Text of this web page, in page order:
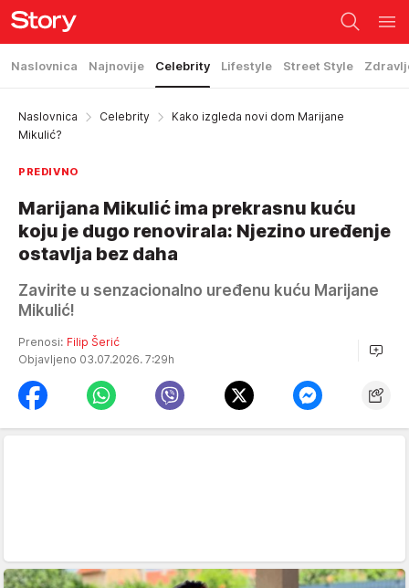
Naslovnica Najnovije Celebrity Lifestyle Street Style
Naslovnica Celebrity
Kako izgleda novi dom Marijane
Mikulić?
PREDIVNO
Marijana Mikulić ima prekrasnu kuću
koju je dugo renovirala: Njezino uređenje
ostavlja bez daha
Zavirite u senzacionalno uređenu kuću Marijane
Mikulić!
Prenosi: Filip Šerić
Objavljeno 03.07.2026. 7:29h